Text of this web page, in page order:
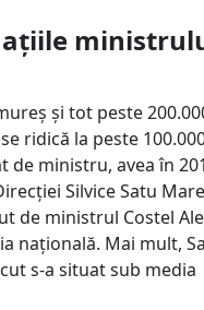
și tot peste
ridică la peste
ministru, avea în
Silvice Satu
de ministrul Costel
națională. Mai mult,
s-a situat sub media